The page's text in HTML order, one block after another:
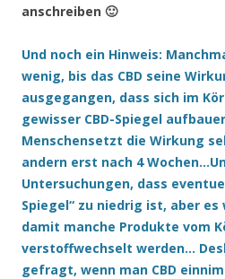
anschreiben 🙂
Und noch ein Hinweis:
wenig, bis das CBD seine
ausgegangen, dass sich im
gewisser CBD-Spiegel
Menschensetzt die Wirkung
andern erst nach 4
Untersuchungen, dass
Spiegel“ zu niedrig ist, aber
damit manche Produkte vom
verstoffwechselt werden…
gefragt, wenn man CBD